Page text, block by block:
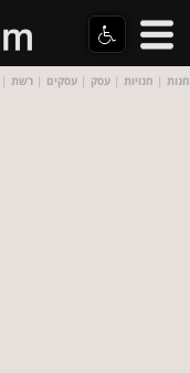
חנות | חנויות | עסק | עסקים | רשת |